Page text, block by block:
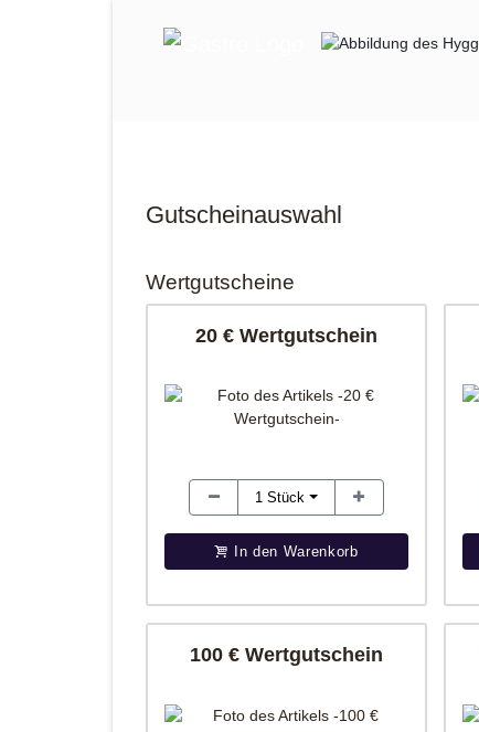
Gutscheinauswahl
Wertgutscheine
20 € Wertgutschein
1Stück
In den Warenkorb
100 € Wertgutschein